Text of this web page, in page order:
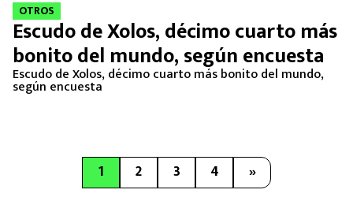
OTROS
Escudo de Xolos, décimo cuarto más
bonito del mundo, según encuesta
Escudo de Xolos, décimo cuarto más bonito del mundo,
según encuesta
1 2 3 4 »